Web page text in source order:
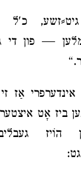
כ′ל
— פון די
אַז
ביז אָט
הוֹיז